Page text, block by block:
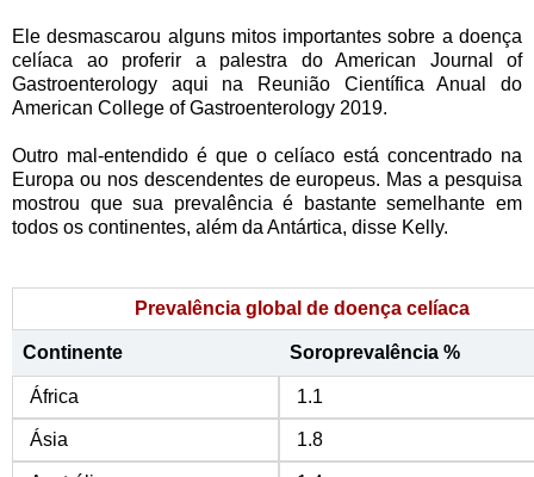
Ele desmascarou alguns mitos importantes sobre a doença
celíaca ao proferir a palestra do American Journal of
Gastroenterology aqui na Reunião Científica Anual do
American College of Gastroenterology 2019.
Outro mal-entendido é que o celíaco está concentrado na
Europa ou nos descendentes de europeus. Mas a pesquisa
mostrou que sua prevalência é bastante semelhante em
todos os continentes, além da Antártica, disse Kelly.
Prevalência global de doença celíaca
Continente Soroprevalência %
África 1.1
Ásia 1.8